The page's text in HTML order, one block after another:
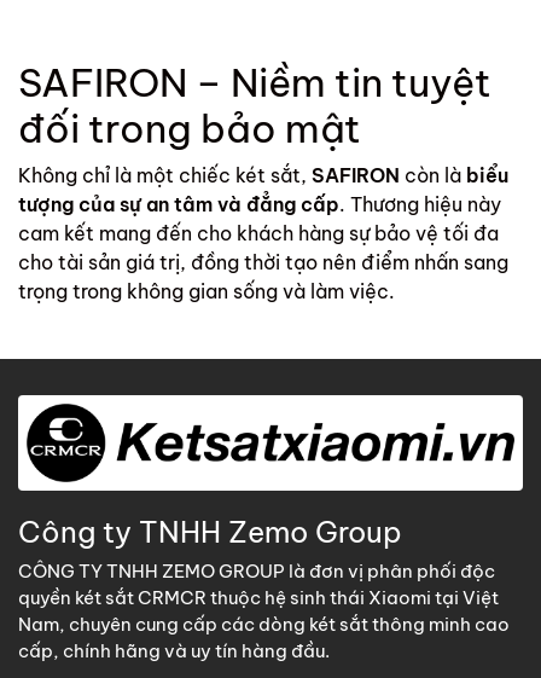
SAFIRON – Niềm tin tuyệt
đối trong bảo mật
Không chỉ là một chiếc két sắt, SAFIRON còn là biểu
tượng của sự an tâm và đẳng cấp. Thương hiệu này
cam kết mang đến cho khách hàng sự bảo vệ tối đa
cho tài sản giá trị, đồng thời tạo nên điểm nhấn sang
trọng trong không gian sống và làm việc.
Công ty TNHH Zemo Group
CÔNG TY TNHH ZEMO GROUP là đơn vị phân phối độc
quyền két sắt CRMCR thuộc hệ sinh thái Xiaomi tại Việt
Nam, chuyên cung cấp các dòng két sắt thông minh cao
cấp, chính hãng và uy tín hàng đầu.